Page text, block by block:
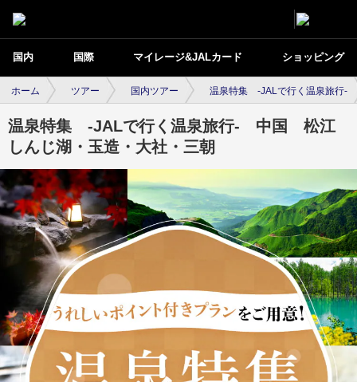
国内 国際 マイレージ&JALカード ショッピング
ホーム ツアー 国内ツアー 温泉特集 -JALで行く温泉旅行-
温泉特集 -JALで行く温泉旅行- 中国 松江
しんじ湖・玉造・大社・三朝